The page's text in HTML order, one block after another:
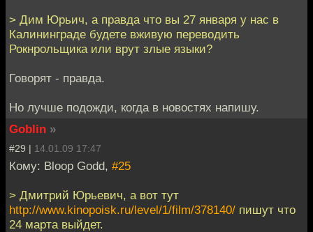
> Дим Юрьич, а правда что вы 27 января у нас в
Калининграде будете вживую переводить
Рокнрольщика или врут злые языки?
Говорят - правда.
Но лучше подожди, когда в новостях напишу.
Goblin »
#29 | 14.01.09 17:47
Кому: Bloop Godd, #25
> Дмитрий Юрьевич, а вот тут
http://www.kinopoisk.ru/level/1/film/378140/ пишут что
24 марта выйдет.